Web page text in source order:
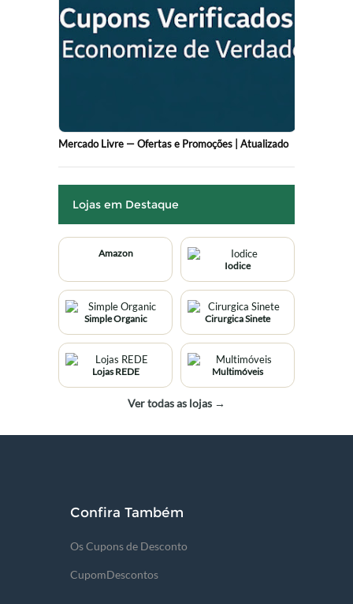
Mercado Livre — Ofertas e Promoções | Atualizado
Lojas em Destaque
Amazon
Iodice
Simple Organic Cirurgica Sinete
Lojas REDE Multimóveis
Ver todas as lojas →
Confira Também
Os Cupons de Desconto
CupomDescontos